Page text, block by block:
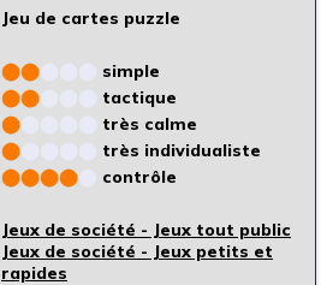
Jeu de cartes puzzle
⬤⬤
simple
⬤⬤
tactique
⬤
très calme
⬤
très individualiste
⬤⬤⬤⬤ contrôle
Jeux de société - Jeux tout public
Jeux de société - Jeux petits et
rapides